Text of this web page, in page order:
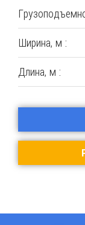
Ширина, м :
Длина, м :